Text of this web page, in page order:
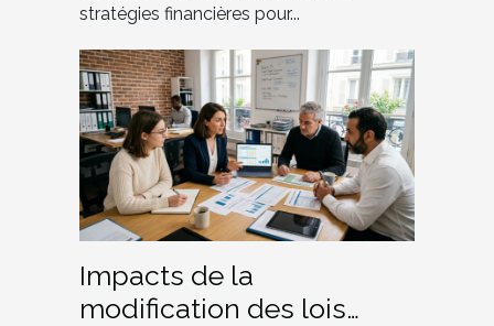
stratégies financières pour...
Impacts de la
modification des lois